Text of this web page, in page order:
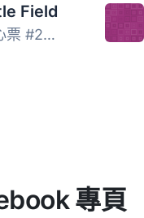
Field
在 WordPress 核心票 #28206 中，編輯器被修改為具有連結文字...
專頁